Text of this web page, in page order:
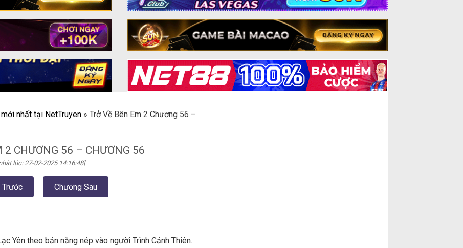
nhất tại NetTruyen » Trở Về Bên Em 2 Chương 56 –
2 CHƯƠNG 56 – CHƯƠNG 56
lúc: 27-02-2025 14:16:48]
Trước Chương Sau
Yên theo bản năng nép vào người Trình Cảnh Thiên.